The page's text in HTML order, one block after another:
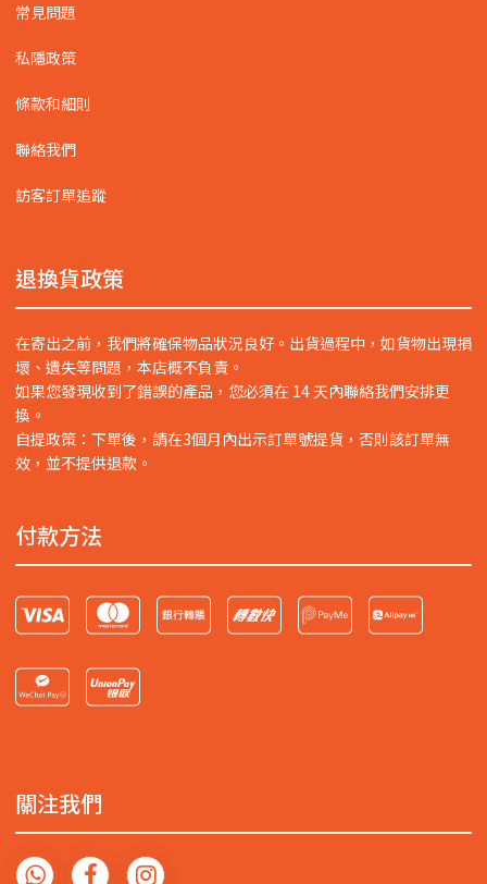
常見問題
私隱政策
條款和細則
聯絡我們
訪客訂單追蹤
退換貨政策
在寄出之前，我們將確保物品狀況良好。出貨過程中，如貨物出現損
壞、遺失等問題，本店概不負責。
如果您發現收到了錯誤的產品，您必須在 14 天內聯絡我們安排更
換。
自提政策：下單後，請在3個月內出示訂單號提貨，否則該訂單無
效，並不提供退款。
付款方法
關注我們